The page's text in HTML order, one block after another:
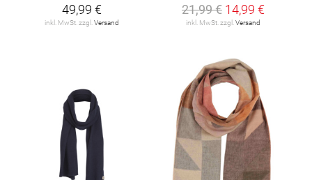
49,99 €
inkl. MwSt. zzgl. Versand
21,99 € 14,99 €
inkl. MwSt. zzgl. Versand